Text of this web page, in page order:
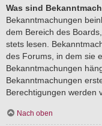
Was sind
Bekanntmachungen
dem Bereich des
stets lesen.
des Forums, in dem sie
Bekanntmachungen
Bekanntmachungen
Berechtigungen werden
Nach oben